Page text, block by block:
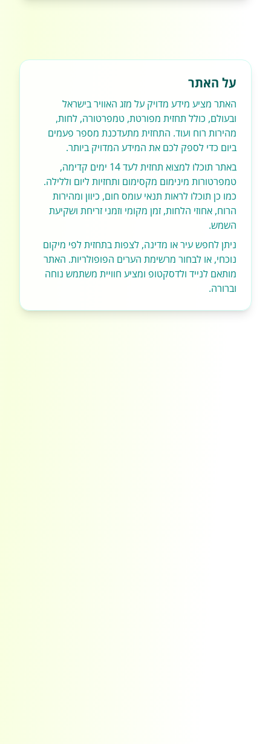
על האתר
האתר מציע מידע מדויק על מזג האוויר בישראל
ובעולם, כולל תחזית מפורטת, טמפרטורה, לחות,
מהירות רוח ועוד. התחזית מתעדכנת מספר פעמים
ביום כדי לספק לכם את המידע המדויק ביותר.
באתר תוכלו למצוא תחזית לעד 14 ימים קדימה,
טמפרטורות מינימום מקסימום ותחזיות ליום וללילה.
כמו כן תוכלו לראות תנאי עומס חום, כיוון ומהירות
הרוח, אחוזי הלחות, זמן מקומי וזמני זריחת ושקיעת
השמש.
ניתן לחפש עיר או מדינה, לצפות בתחזית לפי מיקום
נוכחי, או לבחור מרשימת הערים הפופולריות. האתר
מותאם לנייד ולדסקטופ ומציע חוויית משתמש נוחה
וברורה.